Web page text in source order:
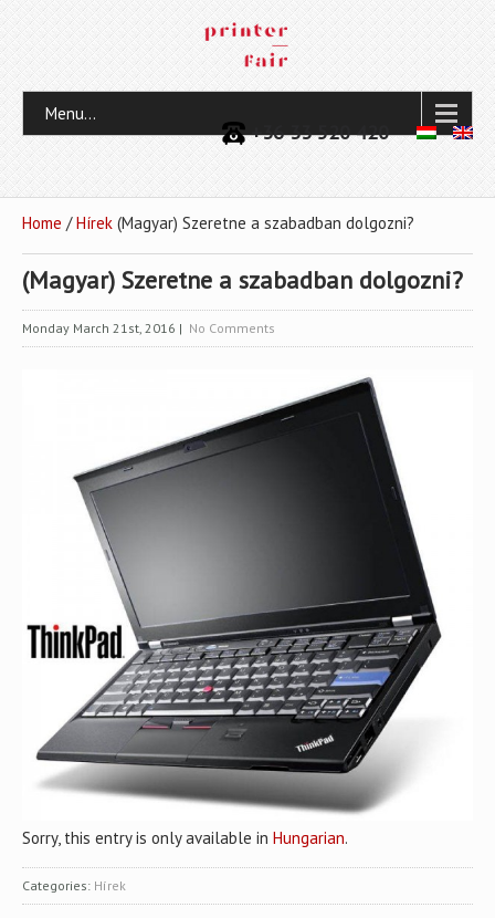
+36 33 520 420
Menu...
Home /Hírek (Magyar) Szeretne a szabadban dolgozni?
(Magyar) Szeretne a szabadban dolgozni?
Monday March 21st, 2016 | No Comments
Sorry, this entry is only available in Hungarian.
Categories: Hírek